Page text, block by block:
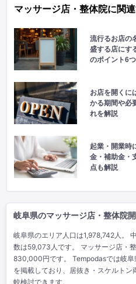
マッサージ店・整体院に関
流行るお店の
盛する店にす
のポイント6
お店を開くに
かる期間や必
れを解説
起業・開業時
金・補助金・
点も解説
岐阜県のマッサージ店・整体院
岐阜県のエリア人口は1,978,742人。
数は59,073人です。 マッサージ店・
830,000円です。 Tempodasでは岐
を掲載しており、居抜き・スケルト
較検討できます。